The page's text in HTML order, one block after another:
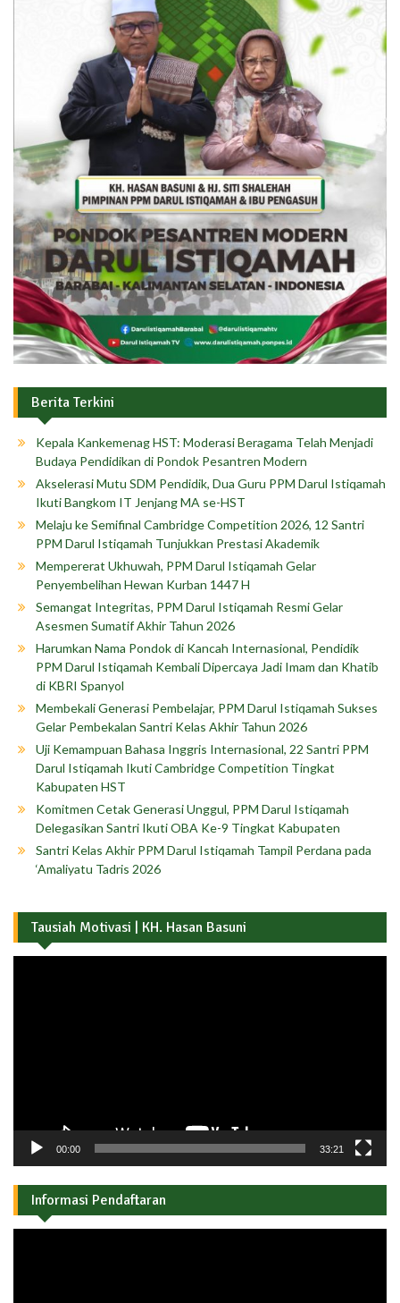
Berita Terkini
Kepala Kankemenag HST: Moderasi Beragama Telah Menjadi
Budaya Pendidikan di Pondok Pesantren Modern
Akselerasi Mutu SDM Pendidik, Dua Guru PPM Darul Istiqamah
Ikuti Bangkom IT Jenjang MA se-HST
Melaju ke Semifinal Cambridge Competition 2026, 12 Santri
PPM Darul Istiqamah Tunjukkan Prestasi Akademik
Mempererat Ukhuwah, PPM Darul Istiqamah Gelar
Penyembelihan Hewan Kurban 1447 H
Semangat Integritas, PPM Darul Istiqamah Resmi Gelar
Asesmen Sumatif Akhir Tahun 2026
Harumkan Nama Pondok di Kancah Internasional, Pendidik
PPM Darul Istiqamah Kembali Dipercaya Jadi Imam dan Khatib
di KBRI Spanyol
Membekali Generasi Pembelajar, PPM Darul Istiqamah Sukses
Gelar Pembekalan Santri Kelas Akhir Tahun 2026
Uji Kemampuan Bahasa Inggris Internasional, 22 Santri PPM
Darul Istiqamah Ikuti Cambridge Competition Tingkat
Kabupaten HST
Komitmen Cetak Generasi Unggul, PPM Darul Istiqamah
Delegasikan Santri Ikuti OBA Ke-9 Tingkat Kabupaten
Santri Kelas Akhir PPM Darul Istiqamah Tampil Perdana pada
‘Amaliyatu Tadris 2026
Tausiah Motivasi | KH. Hasan Basuni
00:00 33:21
Informasi Pendaftaran